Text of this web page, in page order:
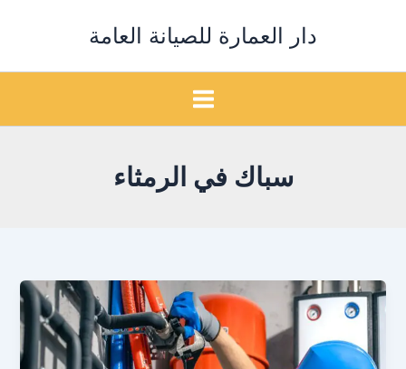
دار العمارة للصيانة العامة
سباك في الرمثاء